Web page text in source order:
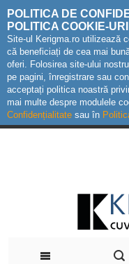
POLITICA DE
POLITICA COOKIE-
Site-ul Kerigma.ro utilizează
că beneficiați de cea mai
oferi. Folosirea site-ului
pe pagini, înregistrare sau
acceptați politica noastră
mai multe despre modulele
Confidențialitate sau în